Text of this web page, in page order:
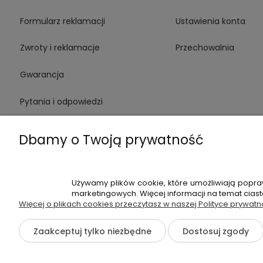
Formularz reklamacji
Zwroty i reklamacje
Gwarancja
Pytania i odpowiedzi
Ustawienia konta
Przechowalnia
+48 720
Hossa Medical Sp. z o. o. | ul.
Dbamy o Twoją prywatność
Używamy plików cookie, które umożliwiają
marketingowych. Więcej informacji na temat
Więcej o plikach cookies przeczytasz w naszej Polityce
Zaakceptuj tylko niezbędne Dostosuj zgody